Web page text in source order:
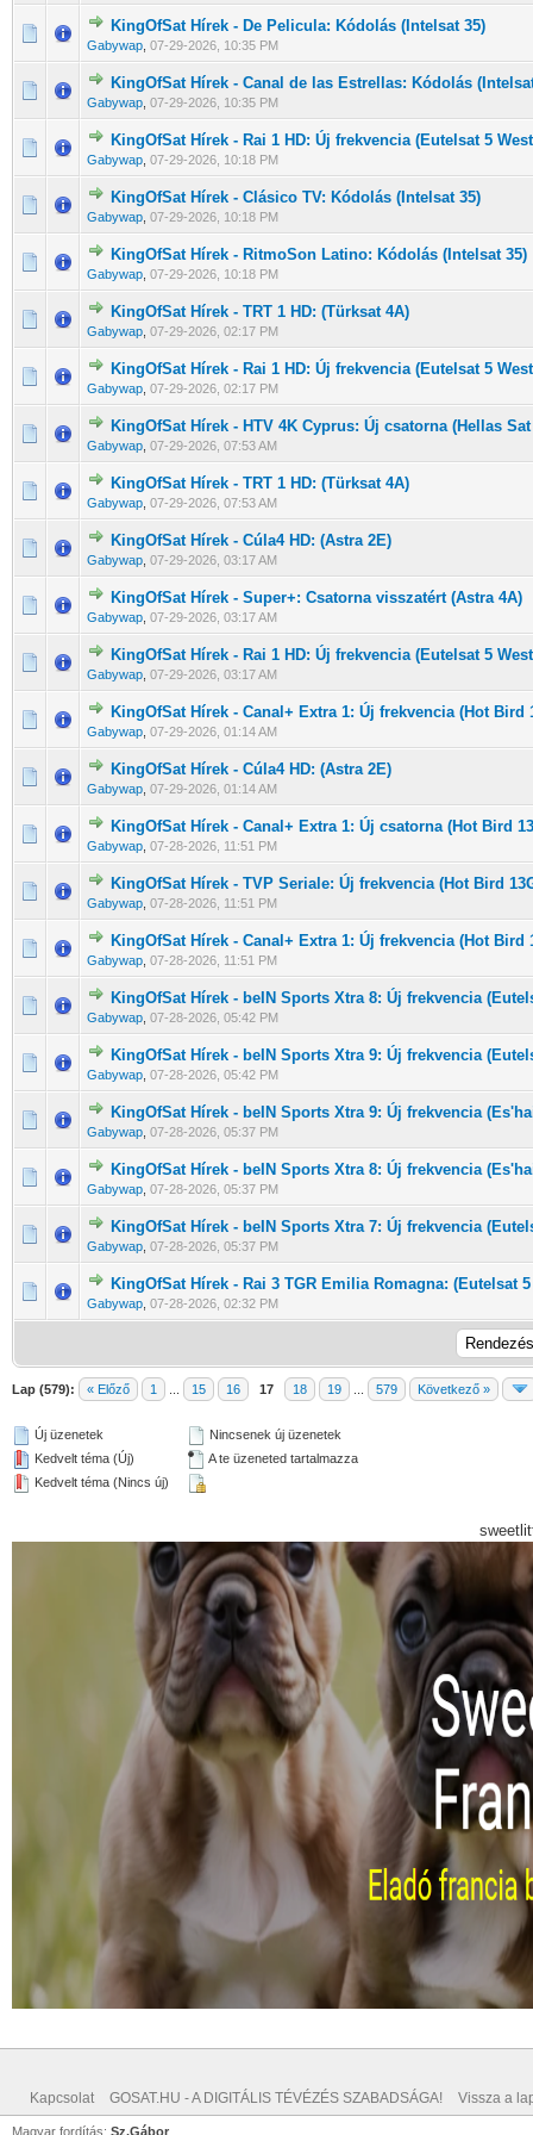
KingOfSat Hírek - De Pelicula: Kódolás (Intelsat 35)
Gabywap 07-29-2026, 10:35 PM
0 Szavazat - 0 / 5 átlagban
1 2 345
KingOfSat Hírek - Canal de las Estrellas: Kódolás
Gabywap 07-29-2026, 10:35 PM
0 Szavazat - 0 / 5 átlagban
123 45
KingOfSat Hírek - Rai 1 HD: Új frekvencia (Eutelsat 5
Gabywap 07-29-2026, 10:18 PM
0 Szavazat - 0 / 5 átlagban
1 2345
KingOfSat Hírek - Clásico TV: Kódolás (Intelsat 35)
Gabywap 07-29-2026, 10:18 PM
0 Szavazat - 0 / 5 átlagban
12345
KingOfSat Hírek - RitmoSon Latino: Kódolás (Intelsat 35)
Gabywap 07-29-2026, 10:18 PM
0 Szavazat - 0 / 5 átlagban
12345
KingOfSat Hírek - TRT 1 HD: (Türksat 4A)
Gabywap 07-29-2026, 02:17 PM
0 Szavazat - 0 / 5 átlagban
1 2 3 4 5
KingOfSat Hírek - Rai 1 HD: Új frekvencia (Eutelsat 5
Gabywap 07-29-2026, 02:17 PM
0 Szavazat - 0 / 5 átlagban
1 2345
KingOfSat Hírek - HTV 4K Cyprus: Új csatorna (Hellas Sat
Gabywap 07-29-2026, 07:53 AM
0 Szavazat - 0 / 5 átlagban
12 345
KingOfSat Hírek - TRT 1 HD: (Türksat 4A)
Gabywap 07-29-2026, 07:53 AM
0 Szavazat - 0 / 5 átlagban
1 2 3 4 5
KingOfSat Hírek - Cúla4 HD: (Astra 2E)
Gabywap 07-29-2026, 03:17 AM
0 Szavazat - 0 / 5 átlagban
123 4 5
KingOfSat Hírek - Super+: Csatorna visszatért (Astra 4A)
Gabywap 07-29-2026, 03:17 AM
0 Szavazat - 0 / 5 átlagban
12345
KingOfSat Hírek - Rai 1 HD: Új frekvencia (Eutelsat 5
Gabywap 07-29-2026, 03:17 AM
0 Szavazat - 0 / 5 átlagban
1 2345
KingOfSat Hírek - Canal+ Extra 1: Új frekvencia (Hot Bird
Gabywap 07-29-2026, 01:14 AM
0 Szavazat - 0 / 5 átlagban
1234 5
KingOfSat Hírek - Cúla4 HD: (Astra 2E)
Gabywap 07-29-2026, 01:14 AM
0 Szavazat - 0 / 5 átlagban
123 4 5
KingOfSat Hírek - Canal+ Extra 1: Új csatorna (Hot Bird
Gabywap 07-28-2026, 11:51 PM
0 Szavazat - 0 / 5 átlagban
1234 5
KingOfSat Hírek - TVP Seriale: Új frekvencia (Hot Bird
Gabywap 07-28-2026, 11:51 PM
0 Szavazat - 0 / 5 átlagban
1 345
KingOfSat Hírek - Canal+ Extra 1: Új frekvencia (Hot Bird
Gabywap 07-28-2026, 11:51 PM
0 Szavazat - 0 / 5 átlagban
1234 5
KingOfSat Hírek - beIN Sports Xtra 8: Új frekvencia
Gabywap 07-28-2026, 05:42 PM
0 Szavazat - 0 / 5 átlagban
12 345
KingOfSat Hírek - beIN Sports Xtra 9: Új frekvencia
Gabywap 07-28-2026, 05:42 PM
0 Szavazat - 0 / 5 átlagban
12 345
KingOfSat Hírek - beIN Sports Xtra 9: Új frekvencia
Gabywap 07-28-2026, 05:37 PM
0 Szavazat - 0 / 5 átlagban
12 345
KingOfSat Hírek - beIN Sports Xtra 8: Új frekvencia
Gabywap 07-28-2026, 05:37 PM
0 Szavazat - 0 / 5 átlagban
12 345
KingOfSat Hírek - beIN Sports Xtra 7: Új frekvencia
Gabywap 07-28-2026, 05:37 PM
0 Szavazat - 0 / 5 átlagban
12 345
KingOfSat Hírek - Rai 3 TGR Emilia Romagna: (Eutelsat
Gabywap 07-28-2026, 02:32 PM
0 Szavazat - 0 / 5 átlagban
1 23 45
Lap (579): « Előző 1 15 16 17 18 19 579 Következő »
Új üzenetek
Kedvelt téma (Új)
Kedvelt téma (Nincs új)
Nincsenek új üzenetek
A te üzeneted tartalmazza
Kapcsolat GOSAT.HU - A DIGITÁLIS TÉVÉZÉS SZABADSÁGA! Vissza a
Magyar fordítás: Sz.Gábor